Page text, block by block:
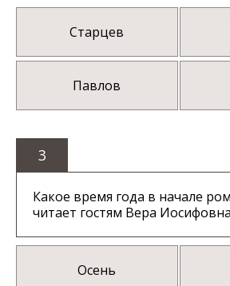
Старцев
Павлов
3
Какое время года в начале
читает гостям Вера
Осень